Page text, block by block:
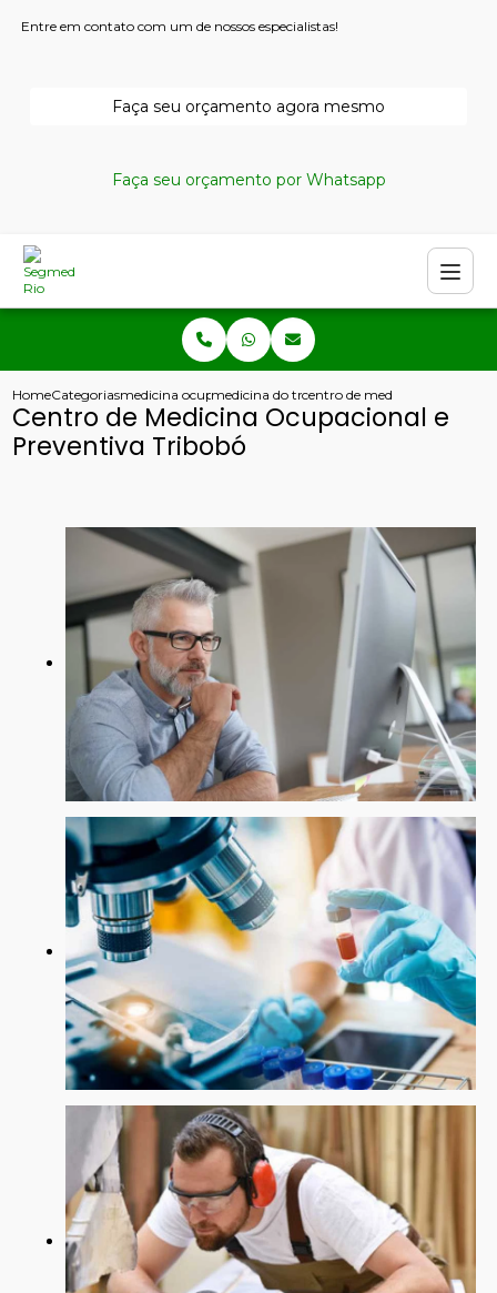
Entre em contato com um de nossos especialistas!
Faça seu orçamento agora mesmo
Faça seu orçamento por Whatsapp
HomeCategoriasmedicina ocupacionalmedicina do trabalho copacabana
centro de medicina
Centro de Medicina Ocupacional e
Preventiva Tribobó